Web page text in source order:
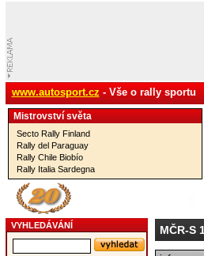
www.autosport.cz - Vše o rally sportu
Mistrovství­ světa
Secto Rally Finland
Rally del Paraguay
Rally Chile Biobío
Rally Italia Sardegna
VYHLEDÁVÁNÍ MČR-S